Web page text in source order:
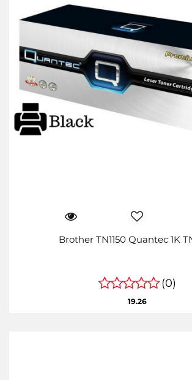
Brother TN1150 Quantec 1K
(0)
19.26